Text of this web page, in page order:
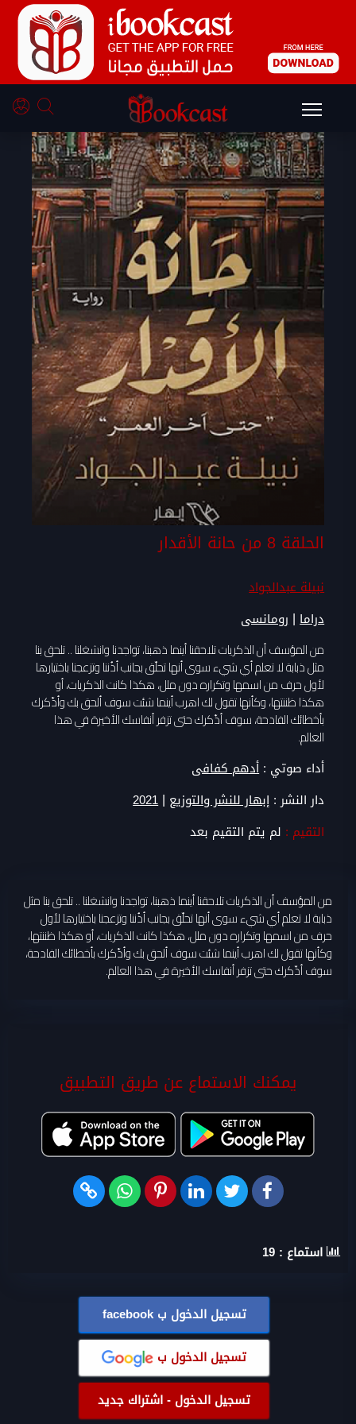
الحلقة 8 من حانة الأقدار
نبيلة عبدالجواد
دراما|رومانسى
من المؤسف أن الذكريات تلاحقنا أينما ذهبنا، تواجدنا وانشغلنا .. تلحق بنا
مثل ذبابة لا تعلم أي شيء سوى أنها تحلّق بجانب أذُننا وتزعجنا باختيارها
لأول حرف من اسمها وتكراره دون ملل، هكذا كانت الذكريات، أو
هكذا ظننتها، وكأنها تقول لك اهرب أينما شئت سوف ألحق بك وأذّكرك
بأخطائك الفادحة، سوف أذّكرك حتى تزفر أنفاسك الأخيرة في هذا
العالم.
أداء صوتي :أدهم كفافى
دار النشر : إبهار للنشر والتوزيع |
2021
التقيم : لم يتم التقيم بعد
من المؤسف أن الذكريات تلاحقنا أينما ذهبنا، تواجدنا وانشغلنا .. تلحق بنا مثل
ذبابة لا تعلم أي شيء سوى أنها تحلّق بجانب أذُننا وتزعجنا باختيارها لأول
حرف من اسمها وتكراره دون ملل، هكذا كانت الذكريات، أو هكذا ظننتها،
وكأنها تقول لك اهرب أينما شئت سوف ألحق بك وأذّكرك بأخطائك الفادحة،
سوف أذّكرك حتى تزفر أنفاسك الأخيرة في هذا العالم.
يمكنك الاستماع عن طريق التطبيق
استماع : 19
تسجيل الدخول بfacebook
تسجيل الدخول ب
تسجيل الدخول - اشتراك جديد